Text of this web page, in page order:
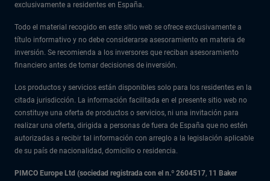
exclusivamente a residentes en España.
Todo el material recogido en este sitio web se ofrece exclusivamente a
título informativo y no debe considerarse asesoramiento en materia de
inversión. Se recomienda a los inversores que reciban asesoramiento
financiero antes de tomar decisiones de inversión.
Los productos y servicios están disponibles solo para los residentes en la
citada jurisdicción. La información facilitada en el presente sitio web no
constituye una oferta de productos o servicios, ni una invitación para
realizar una oferta, dirigida a personas de fuera de España que no estén
autorizadas a recibir tal información con arreglo a la legislación aplicable
de su país de nacionalidad, domicilio o residencia.
PIMCO Europe Ltd (sociedad registrada con el n.º 2604517, 11 Baker